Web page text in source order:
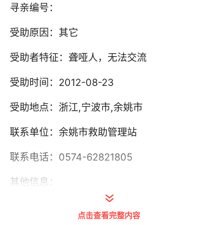
寻亲编号：
受助原因：其它
受助者特征：聋哑人，无法交流
受助时间：2012-08-23
受助地点：浙江,宁波市,余姚市
联系单位：余姚市救助管理站
联系电话：0574-62821805
其他信息：
点击查看完整内容